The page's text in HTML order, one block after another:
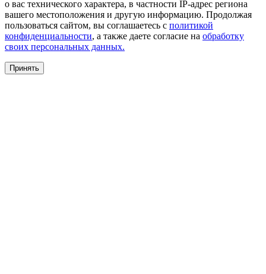
о вас технического характера, в частности IP-адрес региона
вашего местоположения и другую информацию. Продолжая
пользоваться сайтом, вы соглашаетесь с политикой
конфиденциальности, а также даете согласие на обработку
своих персональных данных.
Принять